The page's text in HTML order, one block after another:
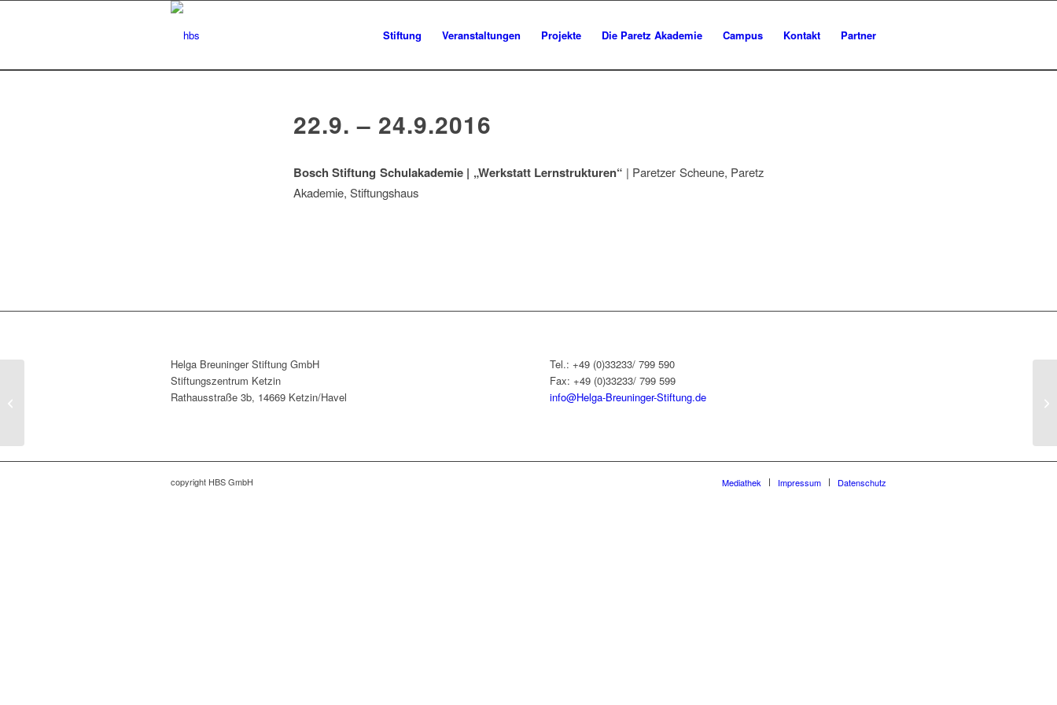
Stiftung Veranstaltungen Projekte Die Paretz Akademie Campus Kontakt Partner
22.9. – 24.9.2016
Bosch Stiftung Schulakademie | „Werkstatt Lernstrukturen“ | Paretzer Scheune, Paretz
Akademie, Stiftungshaus
Helga Breuninger Stiftung GmbH
Stiftungszentrum Ketzin
Rathausstraße 3b, 14669 Ketzin/Havel
Tel.: +49 (0)33233/ 799 590
Fax: +49 (0)33233/ 799 599
info@Helga-Breuninger-Stiftung.de
copyright HBS GmbH Mediathek Impressum Datenschutz